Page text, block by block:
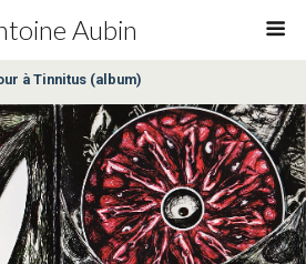
Aubin
à Tinnitus (album)